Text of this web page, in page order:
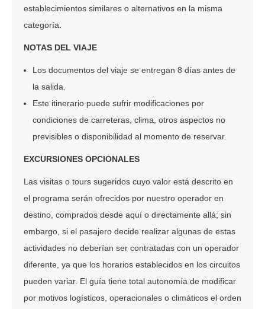
establecimientos similares o alternativos en la misma
categoría.
NOTAS DEL VIAJE
Los documentos del viaje se entregan 8 días antes de
la salida.
Este itinerario puede sufrir modificaciones por
condiciones de carreteras, clima, otros aspectos no
previsibles o disponibilidad al momento de reservar.
EXCURSIONES OPCIONALES
Las visitas o tours sugeridos cuyo valor está descrito en
el programa serán ofrecidos por nuestro operador en
destino, comprados desde aquí o directamente allá; sin
embargo, si el pasajero decide realizar algunas de estas
actividades no deberían ser contratadas con un operador
diferente, ya que los horarios establecidos en los circuitos
pueden variar. El guía tiene total autonomía de modificar
por motivos logísticos, operacionales o climáticos el orden